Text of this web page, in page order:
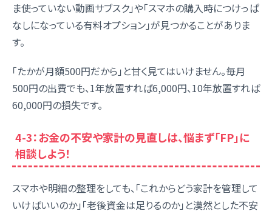
ま使っていない動画サブスク」や「スマホの購入時につけっぱ
なしになっている有料オプション」が見つかることがありま
す。
「たかが月額500円だから」と甘く見てはいけません。毎月
500円の出費でも、1年放置すれば6,000円、10年放置すれば
60,000円の損失です。
4-3：お金の不安や家計の見直しは、悩まず「FP」に
相談しよう！
スマホや明細の整理をしても、「これからどう家計を管理して
いけばいいのか」「老後資金は足りるのか」と漠然とした不安